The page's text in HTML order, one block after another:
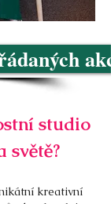
studio
světě?
kreativní